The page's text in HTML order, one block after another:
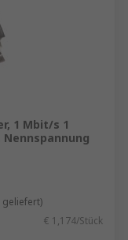
1 Mbit/s 1
geliefert)
€ 1,174/Stück